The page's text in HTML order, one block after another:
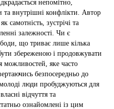
непомітно,
внутрішні конфлікти. Автор
самотність, зустрічі та
залежності. Чи є
що триває лише кілька
збереженою і продовжувати
можливостей, яке часто
безпосередньо до
люди пробуджуються для
відчуття та
ознайомлені із цим